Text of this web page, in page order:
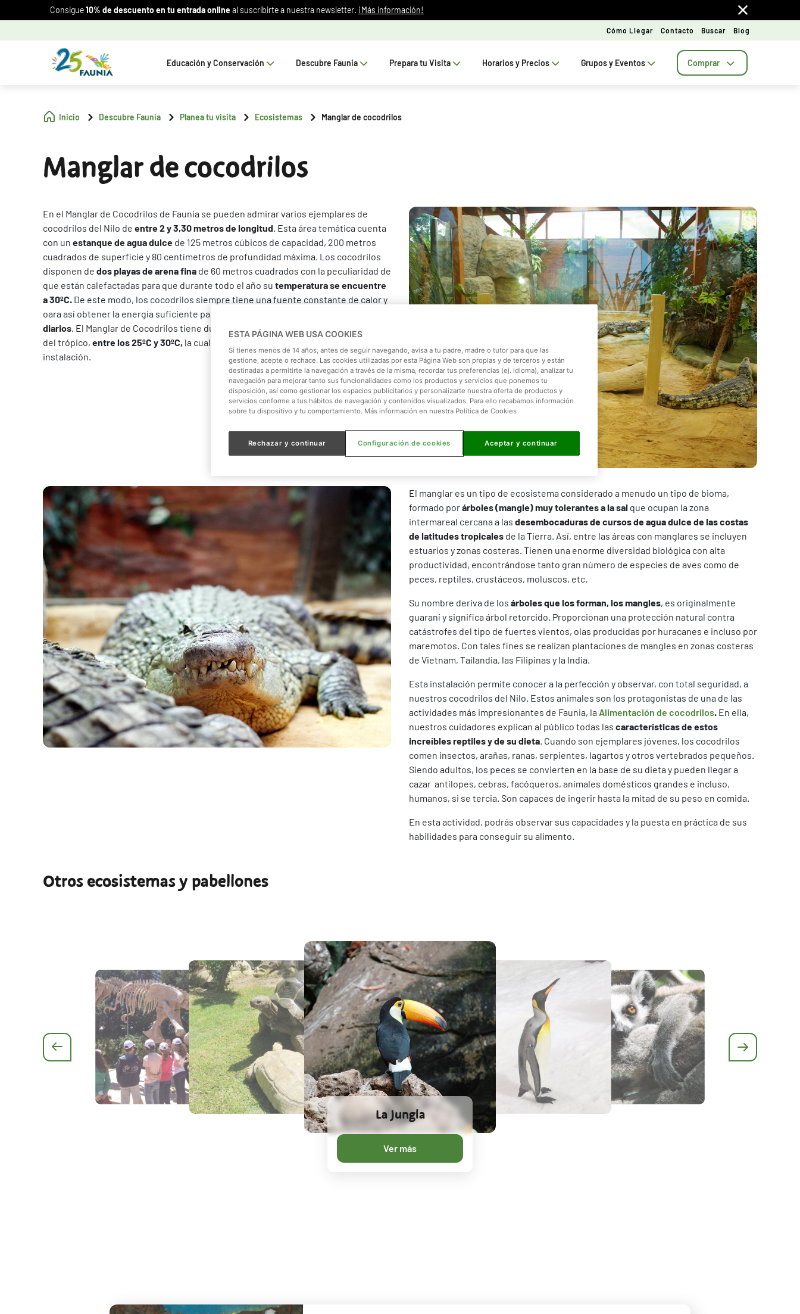
Consigue10% de descuento en tu entrada onlineal suscribirte a nuestra newsletter. ¡Más información!
Cómo Llegar Contacto Buscar Blog
Educación y Conservación Descubre Faunia Prepara tu Visita Horarios y Precios Grupos y Eventos Comprar
Inicio Descubre Faunia Planea tu visita Ecosistemas Manglar de cocodrilos
Manglar de cocodrilos
En el Manglar de Cocodrilos de Faunia se pueden admirar varios ejemplares de
cocodrilos del Nilo de entre 2 y 3,30 metros de longitud. Esta área temática cuenta
con un estanque de agua dulce de 125 metros cúbicos de capacidad, 200 metros
cuadrados de superficie y 80 centímetros de profundidad máxima. Los cocodrilos
disponen de dos playas de arena fina de 60 metros cuadrados con la peculiaridad de
que están calefactadas para que durante todo el año su temperatura se encuentre
a 30ºC. De este modo, los cocodrilos siempre tiene una fuente constante de calor y
oara así obtener la energía suficiente para llevar a cabo su
diarios. El Manglar de Cocodrilos tiene durante todo el año una temperatura propia
del trópico, entre los 25ºC y 30ºC, la cual se percibe nada más entrar en la
instalación.
El manglar es un tipo de ecosistema considerado a menudo un tipo de bioma,
formado porárboles (mangle) muy tolerantes a la sal que ocupan la zona
intermareal cercana a las desembocaduras de cursos de agua dulce de las costas
de latitudes tropicales de la Tierra. Así, entre las áreas con manglares se incluyen
estuarios y zonas costeras. Tienen una enorme diversidad biológica con alta
productividad, encontrándose tanto gran número de especies de aves como de
peces, reptiles, crustáceos, moluscos, etc.
Su nombre deriva de los árboles que los forman, los mangles, es originalmente
guaraní y significa árbol retorcido. Proporcionan una protección natural contra
catástrofes del tipo de fuertes vientos, olas producidas por huracanes e incluso por
maremotos. Con tales fines se realizan plantaciones de mangles en zonas costeras
de Vietnam, Tailandia, las Filipinas y la India.
Esta instalación permite conocer a la perfección y observar, con total seguridad, a
nuestros cocodrilos del Nilo. Estos animales son los protagonistas de una de las
actividades más impresionantes de Faunia, la Alimentación de cocodrilos. En ella,
nuestros cuidadores explican al público todas las características de estos
increíbles reptiles y de su dieta . Cuando son ejemplares jóvenes, los cocodrilos
comen insectos, arañas, ranas, serpientes, lagartos y otros vertebrados pequeños.
Siendo adultos, los peces se convierten en la base de su dieta y pueden llegar a
cazar antílopes, cebras, facóqueros, animales domésticos grandes e incluso,
humanos, si se tercia. Son capaces de ingerir hasta la mitad de su peso en comida.
En esta actividad, podrás observar sus capacidades y la puesta en práctica de sus
habilidades para conseguir su alimento.
Otros ecosistemas y pabellones
La Jungla
Ver más
ESTA PÁGINA WEB USA COOKIES
Si tienes menos de 14 años, antes de seguir navegando, avisa a tu padre, madre o tutor para que las
gestione, acepte o rechace. Las cookies utilizadas por esta Página Web son propias y de terceros y están
destinadas a permitirte la navegación a través de la misma, recordar tus preferencias (ej. idioma), analizar tu
navegación para mejorar tanto sus funcionalidades como los productos y servicios que ponemos tu
disposición, así como gestionar los espacios publicitarios y personalizarte nuestra oferta de productos y
servicios conforme a tus hábitos de navegación y contenidos visualizados. Para ello recabamos información
sobre tu dispositivo y tu comportamiento. Más información en nuestra Política de Cookies
Rechazar y continuar Aceptar y continuar
Configuración de cookies